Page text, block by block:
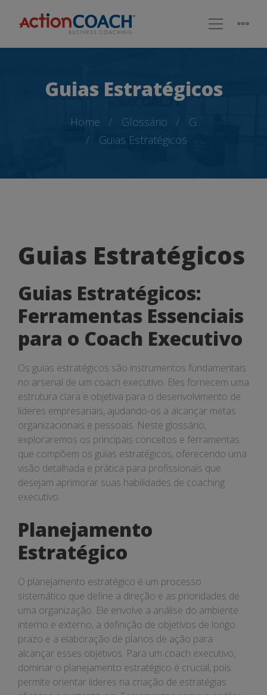
Guias Estratégicos
Home Glossário
G
Guias Estratégicos
Guias
Estratégicos
Guias Estratégicos
Guias Estratégicos:
Ferramentas Essenciais
para o Coach Executivo
Os guias estratégicos são instrumentos fundamentais
no arsenal de um coach executivo. Eles fornecem uma
estrutura clara e objetiva para o desenvolvimento de
líderes empresariais, ajudando-os a alcançar metas
organizacionais e pessoais. Neste glossário,
exploraremos os principais conceitos e ferramentas
que compõem os guias estratégicos, oferecendo uma
visão detalhada e prática para profissionais que
desejam aprimorar suas habilidades de coaching
executivo.
Planejamento
Estratégico
O planejamento estratégico é um processo
sistemático que define a direção e as prioridades de
uma organização. Ele envolve a análise do ambiente
interno e externo, a definição de objetivos de longo
prazo e a elaboração de planos de ação para
alcançar esses objetivos. Para um coach executivo,
dominar o planejamento estratégico é crucial, pois
permite orientar líderes na criação de estratégias